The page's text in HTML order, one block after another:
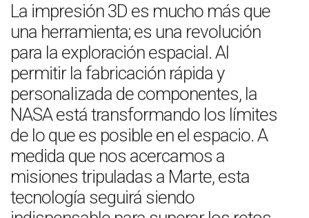
La impresión 3D es mucho más que
una herramienta; es una revolución
para la exploración espacial. Al
permitir la fabricación rápida y
personalizada de componentes, la
NASA está transformando los límites
de lo que es posible en el espacio. A
medida que nos acercamos a
misiones tripuladas a Marte, esta
tecnología seguirá siendo